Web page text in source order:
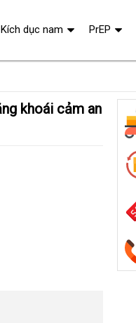
Kích dục nam PrEP